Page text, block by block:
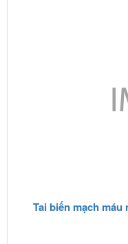
Tai biến mạch